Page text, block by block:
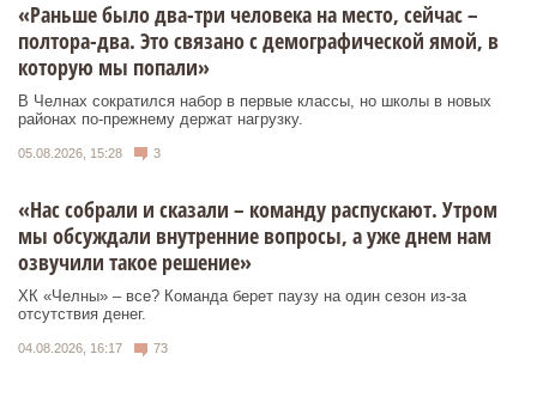
«Раньше было два-три человека на место, сейчас –
полтора-два. Это связано с демографической ямой, в
которую мы попали»
В Челнах сократился набор в первые классы, но школы в новых
районах по-прежнему держат нагрузку.
05.08.2026, 15:28 3
«Нас собрали и сказали – команду распускают. Утром
мы обсуждали внутренние вопросы, а уже днем нам
озвучили такое решение»
ХК «Челны» – все? Команда берет паузу на один сезон из-за
отсутствия денег.
04.08.2026, 16:17 73